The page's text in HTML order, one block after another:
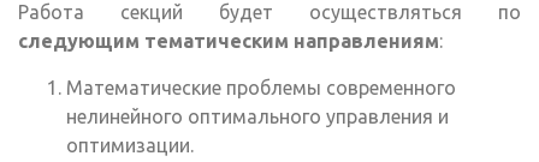
Работа секций будет осуществляться по
следующим тематическим направлениям:
Математические проблемы современного
нелинейного оптимального управления и
оптимизации.